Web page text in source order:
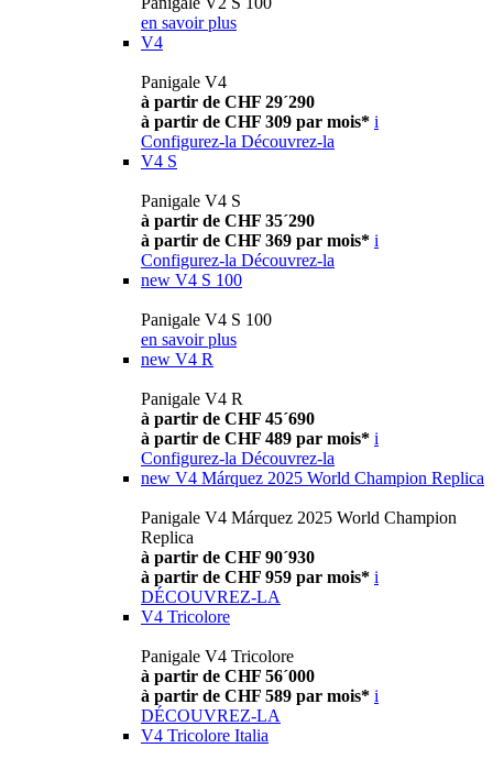
en savoir plus
V4
Panigale V4
à partir de CHF 29´290
à partir de CHF 309 par mois* i
Configurez-la Découvrez-la
V4 S
Panigale V4 S
à partir de CHF 35´290
à partir de CHF 369 par mois* i
Configurez-la Découvrez-la
new V4 S 100
Panigale V4 S 100
en savoir plus
new V4 R
Panigale V4 R
à partir de CHF 45´690
à partir de CHF 489 par mois* i
Configurez-la Découvrez-la
new V4 Márquez 2025 World Champion Replica
Panigale V4 Márquez 2025 World Champion
Replica
à partir de CHF 90´930
à partir de CHF 959 par mois* i
DÉCOUVREZ-LA
V4 Tricolore
Panigale V4 Tricolore
à partir de CHF 56´000
à partir de CHF 589 par mois* i
DÉCOUVREZ-LA
V4 Tricolore Italia